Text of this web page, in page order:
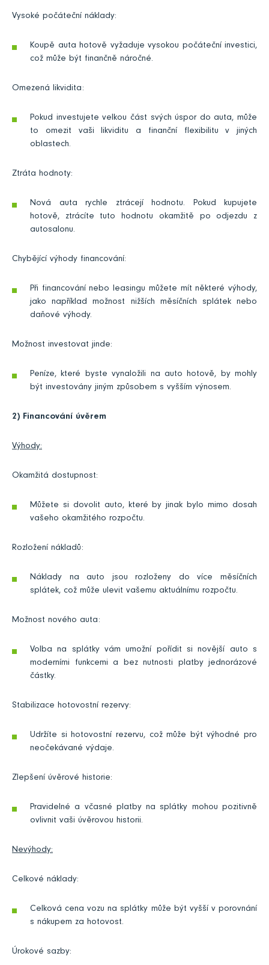
Vysoké počáteční náklady:
Koupě auta hotově vyžaduje vysokou počáteční investici,
což může být finančně náročné.
Omezená likvidita:
Pokud investujete velkou část svých úspor do auta, může
to omezit vaši likviditu a finanční flexibilitu v jiných
oblastech.
Ztráta hodnoty:
Nová auta rychle ztrácejí hodnotu. Pokud kupujete
hotově, ztrácíte tuto hodnotu okamžitě po odjezdu z
autosalonu.
Chybějící výhody financování:
Při financování nebo leasingu můžete mít některé výhody,
jako například možnost nižších měsíčních splátek nebo
daňové výhody.
Možnost investovat jinde:
Peníze, které byste vynaložili na auto hotově, by mohly
být investovány jiným způsobem s vyšším výnosem.
2) Financování úvěrem
Výhody:
Okamžitá dostupnost:
Můžete si dovolit auto, které by jinak bylo mimo dosah
vašeho okamžitého rozpočtu.
Rozložení nákladů:
Náklady na auto jsou rozloženy do více měsíčních
splátek, což může ulevit vašemu aktuálnímu rozpočtu.
Možnost nového auta:
Volba na splátky vám umožní pořídit si novější auto s
moderními funkcemi a bez nutnosti platby jednorázové
částky.
Stabilizace hotovostní rezervy:
Udržíte si hotovostní rezervu, což může být výhodné pro
neočekávané výdaje.
Zlepšení úvěrové historie:
Pravidelné a včasné platby na splátky mohou pozitivně
ovlivnit vaši úvěrovou historii.
Nevýhody:
Celkové náklady:
Celková cena vozu na splátky může být vyšší v porovnání
s nákupem za hotovost.
Úrokové sazby: